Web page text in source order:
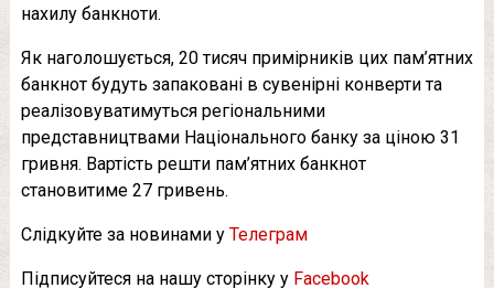
нахилу банкноти.
Як наголошується, 20 тисяч примірників цих пам’ятних
банкнот будуть запаковані в сувенірні конверти та
реалізовуватимуться регіональними
представництвами Національного банку за ціною 31
гривня. Вартість решти пам’ятних банкнот
становитиме 27 гривень.
Слідкуйте за новинами у Телеграм
Підписуйтеся на нашу сторінку у Facebook